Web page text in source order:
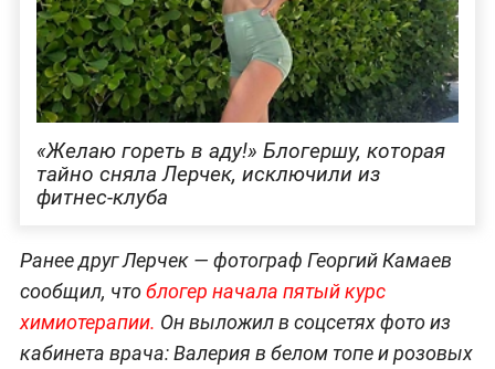
«Желаю гореть в аду!» Блогершу, которая
тайно сняла Лерчек, исключили из
фитнес-клуба
Ранее друг Лерчек — фотограф Георгий Камаев
сообщил, чтоблогер начала пятый курс
химиотерапии. Он выложил в соцсетях фото из
кабинета врача: Валерия в белом топе и розовых